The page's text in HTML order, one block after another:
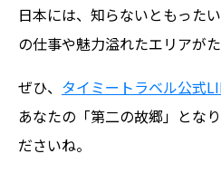
日本には、知らないともった
の仕事や魅力溢れたエリアがた
ぜひ、 タイミートラベル公式
あなたの「第二の故郷」とな
ださいね。